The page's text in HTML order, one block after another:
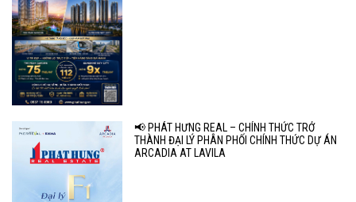
📢 PHÁT HƯNG REAL – CHÍNH THỨC TRỞ
THÀNH ĐẠI LÝ PHÂN PHỐI CHÍNH THỨC DỰ ÁN
ARCADIA AT LAVILA